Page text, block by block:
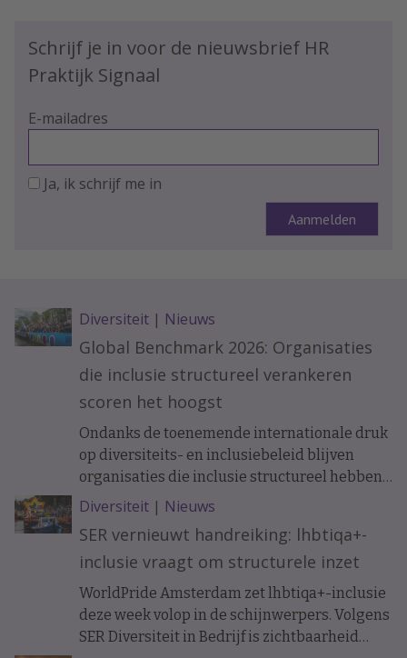
Schrijf je in voor de nieuwsbrief HR
Praktijk Signaal
E-mailadres
Ja, ik schrijf me in
Diversiteit| Nieuws
Global Benchmark 2026: Organisaties
die inclusie structureel verankeren
scoren het hoogst
Ondanks de toenemende internationale druk
op diversiteits- en inclusiebeleid blijven
organisaties die inclusie structureel hebben
verankerd beter presteren. Dat blijkt uit de
Workplace Pride Global Benchmark 2026,
waarin werkgevers worden beoordeeld op
hun lhbtiq+-inclusiebeleid.
Diversiteit| Nieuws
SER vernieuwt handreiking: lhbtiqa+-
inclusie vraagt om structurele inzet
WorldPride Amsterdam zet lhbtiqa+-inclusie
deze week volop in de schijnwerpers. Volgens
SER Diversiteit in Bedrijf is zichtbaarheid